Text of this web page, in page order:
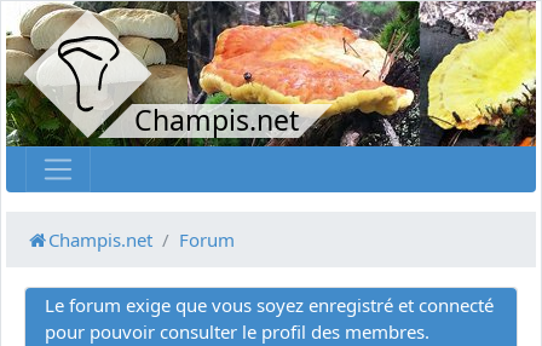
Champis.net
Champis.net Forum
Le forum exige que vous soyez enregistré et connecté
pour pouvoir consulter le profil des membres.